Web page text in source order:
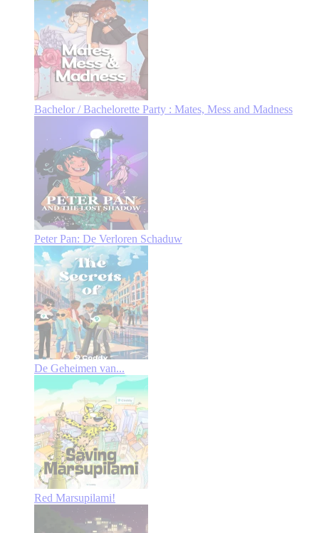
Bachelor / Bachelorette Party : Mates, Mess and Madness
Peter Pan: De Verloren Schaduw
De Geheimen van...
Red Marsupilami!